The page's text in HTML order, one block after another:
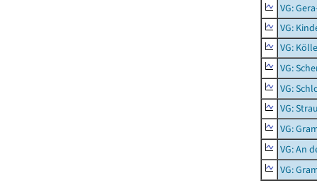
VG:
VG:
VG:
VG:
VG:
VG:
VG:
VG: An
VG: